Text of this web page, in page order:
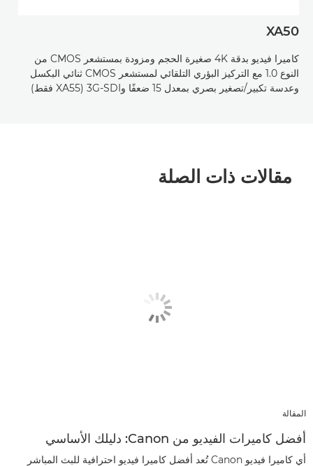
XA50
كاميرا فيديو بدقة 4K صغيرة الحجم ومزودة بمستشعر CMOS من
النوع 1.0 مع التركيز البؤري التلقائي لمستشعر CMOS ثنائي البكسل
وعدسة تكبير/تصغير بصري بمعدل 15 ضعفًا و3G-SDI (XA55 فقط)
مقالات ذات الصلة
المقالة
أفضل كاميرات الفيديو من Canon: دليلك الأساسي
أي كاميرا فيديو Canon تُعد أفضل كاميرا فيديو احترافية للبث المباشر